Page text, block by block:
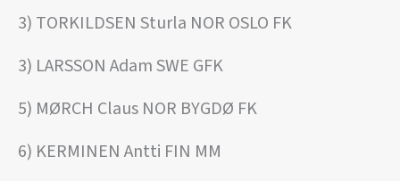
3) TORKILDSEN Sturla NOR OSLO FK
3) LARSSON Adam SWE GFK
5) MØRCH Claus NOR BYGDØ FK
6) KERMINEN Antti FIN MM